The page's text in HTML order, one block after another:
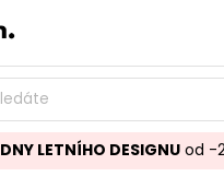
DNY LETNÍHO DESIGNU od -